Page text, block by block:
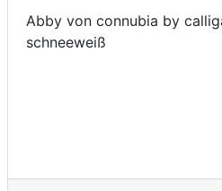
Abby von connubia by
schneeweiß